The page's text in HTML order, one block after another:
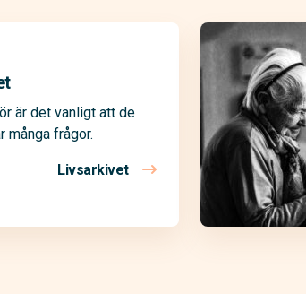
är det vanligt att de
många frågor.
Livsarkivet